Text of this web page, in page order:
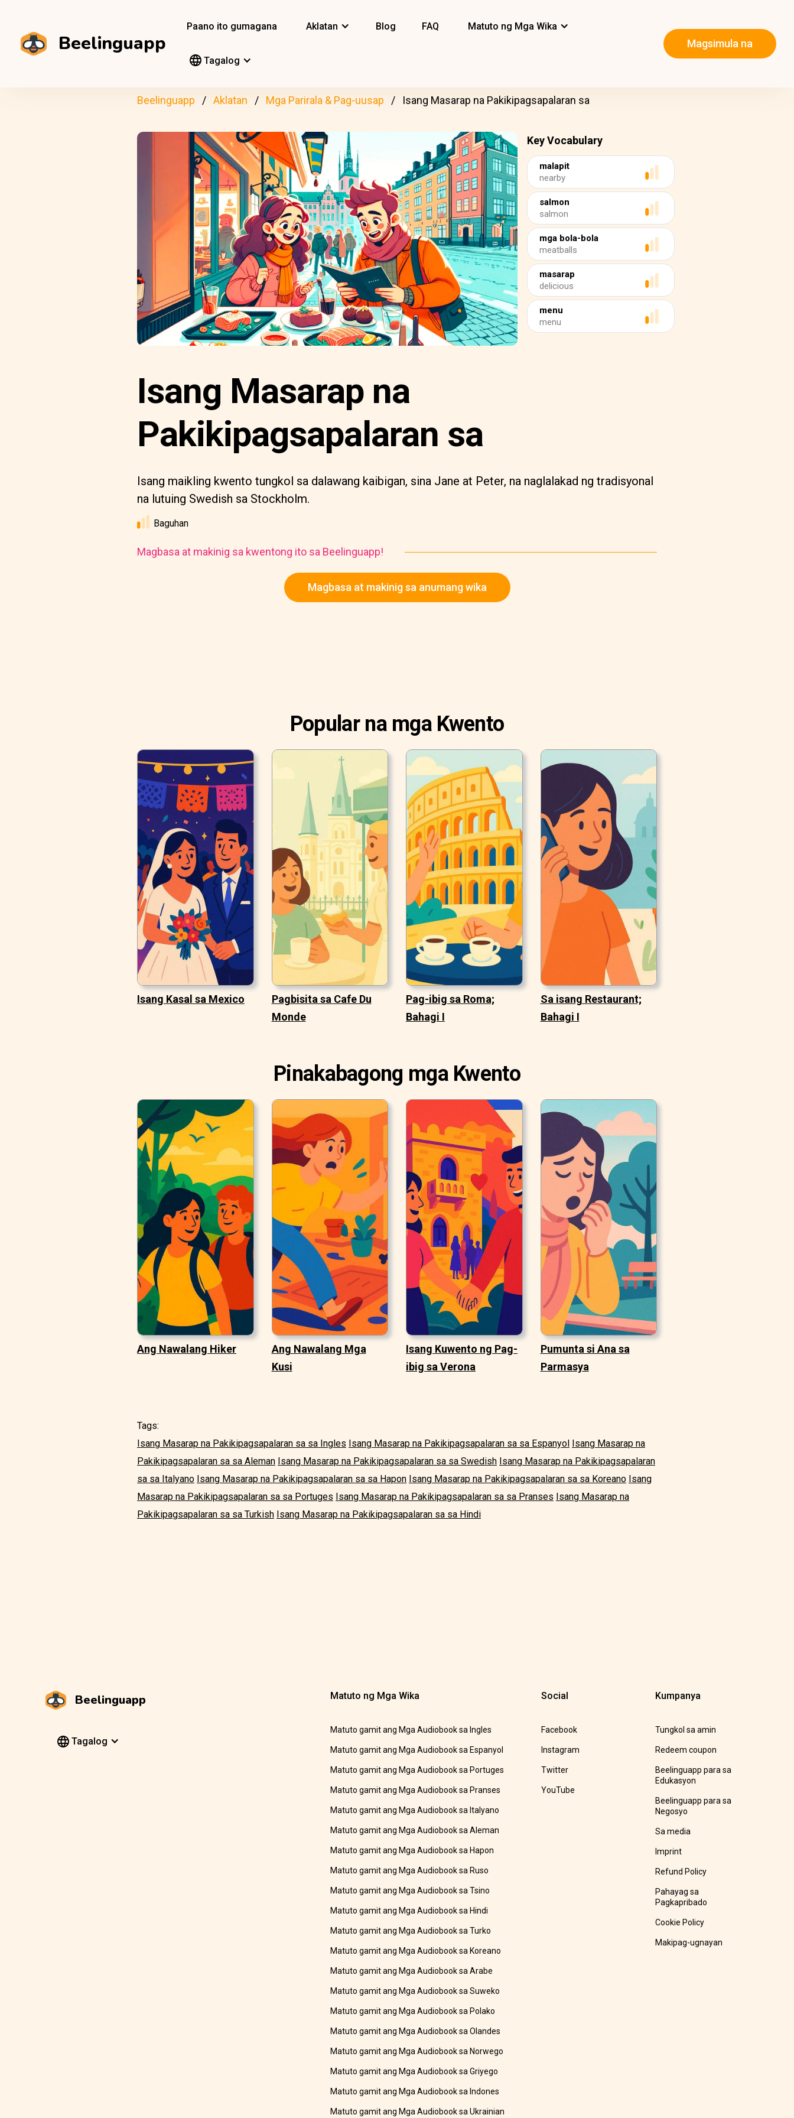
Beelinguapp
Paano ito gumagana Aklatan Blog FAQ Matuto ng Mga Wika
Tagalog
Magsimula na
Beelinguapp Aklatan Mga Parirala & Pag-uusap Isang Masarap na Pakikipagsapalaran sa
Key Vocabulary
malapit
nearby
salmon
salmon
mga bola-bola
meatballs
masarap
delicious
menu
menu
Isang Masarap na
Pakikipagsapalaran sa
Isang maikling kwento tungkol sa dalawang kaibigan, sina Jane at Peter, na naglalakad ng tradisyonal
na lutuing Swedish sa Stockholm.
Baguhan
Magbasa at makinig sa kwentong ito sa Beelinguapp!
Magbasa at makinig sa anumang wika
Popular na mga Kwento
Isang Kasal sa Mexico
Pagbisita sa Cafe Du
Monde
Pag-ibig sa Roma;
Bahagi I
Sa isang Restaurant;
Bahagi I
Pinakabagong mga Kwento
Ang Nawalang Hiker
Ang Nawalang Mga
Kusi
Isang Kuwento ng Pag-
ibig sa Verona
Pumunta si Ana sa
Parmasya
Tags:
Isang Masarap na Pakikipagsapalaran sa sa Ingles Isang Masarap na Pakikipagsapalaran sa sa Espanyol
Isang Masarap na
Pakikipagsapalaran sa sa Aleman Isang Masarap na Pakikipagsapalaran sa sa Swedish Isang Masarap na Pakikipagsapalaran
sa sa Italyano Isang Masarap na Pakikipagsapalaran sa sa Hapon Isang Masarap na Pakikipagsapalaran sa sa Koreano Isang
Masarap na Pakikipagsapalaran sa sa Portuges Isang Masarap na Pakikipagsapalaran sa sa Pranses Isang Masarap na
Pakikipagsapalaran sa sa Turkish Isang Masarap na Pakikipagsapalaran sa sa Hindi
Beelinguapp
Tagalog
Matuto ng Mga Wika
Matuto gamit ang Mga Audiobook sa Ingles
Matuto gamit ang Mga Audiobook sa Espanyol
Matuto gamit ang Mga Audiobook sa Portuges
Matuto gamit ang Mga Audiobook sa Pranses
Matuto gamit ang Mga Audiobook sa Italyano
Matuto gamit ang Mga Audiobook sa Aleman
Matuto gamit ang Mga Audiobook sa Hapon
Matuto gamit ang Mga Audiobook sa Ruso
Matuto gamit ang Mga Audiobook sa Tsino
Matuto gamit ang Mga Audiobook sa Hindi
Matuto gamit ang Mga Audiobook sa Turko
Matuto gamit ang Mga Audiobook sa Koreano
Matuto gamit ang Mga Audiobook sa Arabe
Matuto gamit ang Mga Audiobook sa Suweko
Matuto gamit ang Mga Audiobook sa Polako
Matuto gamit ang Mga Audiobook sa Olandes
Matuto gamit ang Mga Audiobook sa Norwego
Matuto gamit ang Mga Audiobook sa Griyego
Matuto gamit ang Mga Audiobook sa Indones
Matuto gamit ang Mga Audiobook sa Ukrainian
Social
Facebook
Instagram
Twitter
YouTube
Kumpanya
Tungkol sa amin
Redeem coupon
Beelinguapp para sa
Edukasyon
Beelinguapp para sa
Negosyo
Sa media
Imprint
Refund Policy
Pahayag sa
Pagkapribado
Cookie Policy
Makipag-ugnayan